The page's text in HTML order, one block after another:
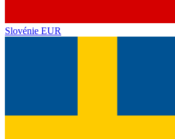
Slovénie EUR